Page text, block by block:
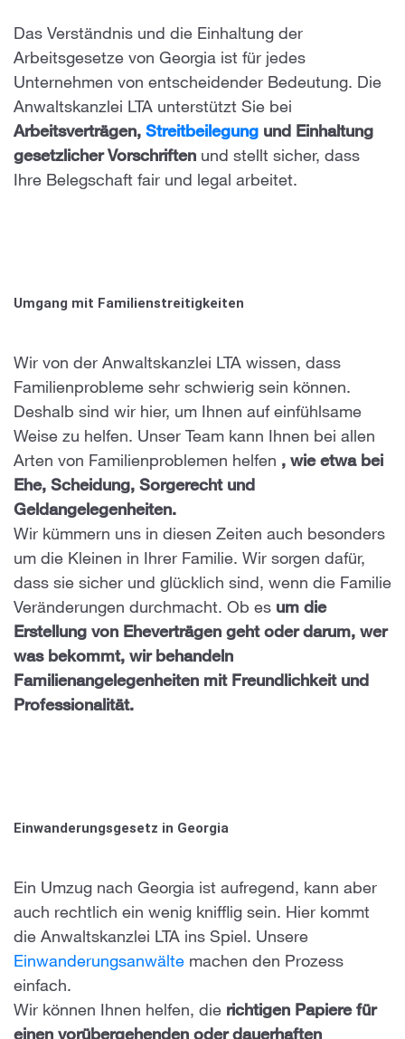
Das Verständnis und die Einhaltung der
Arbeitsgesetze von Georgia ist für jedes
Unternehmen von entscheidender Bedeutung. Die
Anwaltskanzlei LTA unterstützt Sie bei
Arbeitsverträgen, Streitbeilegung und Einhaltung
gesetzlicher Vorschriften und stellt sicher, dass
Ihre Belegschaft fair und legal arbeitet.
Umgang mit Familienstreitigkeiten
Wir von der Anwaltskanzlei LTA wissen, dass
Familienprobleme sehr schwierig sein können.
Deshalb sind wir hier, um Ihnen auf einfühlsame
Weise zu helfen. Unser Team kann Ihnen bei allen
Arten von Familienproblemen helfen , wie etwa bei
Ehe, Scheidung, Sorgerecht und
Geldangelegenheiten.
Wir kümmern uns in diesen Zeiten auch besonders
um die Kleinen in Ihrer Familie. Wir sorgen dafür,
dass sie sicher und glücklich sind, wenn die Familie
Veränderungen durchmacht. Ob es um die
Erstellung von Eheverträgen geht oder darum, wer
was bekommt, wir behandeln
Familienangelegenheiten mit Freundlichkeit und
Professionalität.
Einwanderungsgesetz in Georgia
Ein Umzug nach Georgia ist aufregend, kann aber
auch rechtlich ein wenig knifflig sein. Hier kommt
die Anwaltskanzlei LTA ins Spiel. Unsere
Einwanderungsanwälte machen den Prozess
einfach.
Wir können Ihnen helfen, die richtigen Papiere für